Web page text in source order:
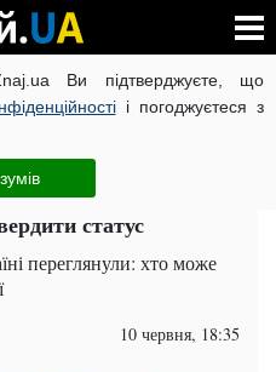
Ви підтверджуєте, що
і погоджуєтеся з
КОРОНАВІРУС В УКРАЇНІ
ЧИТАТЬ НА РУССКОМ
статус
переглянули: хто може
10 червня, 18:35